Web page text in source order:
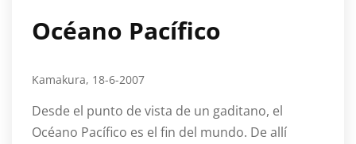
Océano Pacífico
Kamakura, 18-6-2007
Desde el punto de vista de un gaditano, el
Océano Pacífico es el fin del mundo. De allí